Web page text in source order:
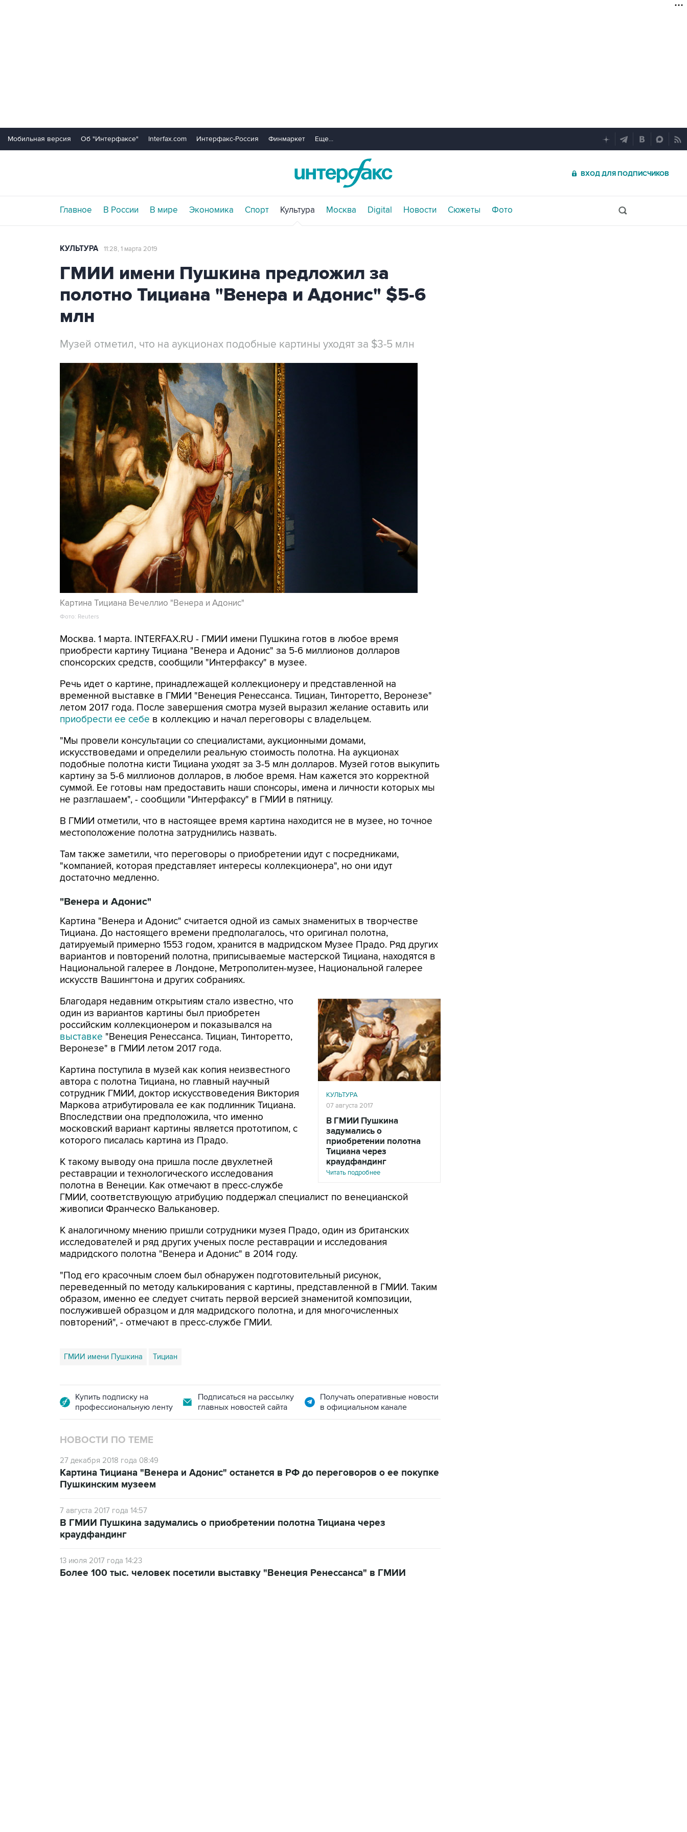
Мобильная версия Об "Интерфаксе" Interfax.com Интерфакс-Россия Финмаркет Еще...
ВХОД ДЛЯ ПОДПИСЧИКОВ
Главное В России В мире Экономика Спорт Культура Москва Digital Новости Сюжеты Фото
КУЛЬТУРА 11:28, 1 марта 2019
ГМИИ имени Пушкина предложил за
полотно Тициана "Венера и Адонис" $5-6
млн
Музей отметил, что на аукционах подобные картины уходят за $3-5 млн
Картина Тициана Вечеллио "Венера и Адонис"
Фото: Reuters
Москва. 1 марта. INTERFAX.RU - ГМИИ имени Пушкина готов в любое время
приобрести картину Тициана "Венера и Адонис" за 5-6 миллионов долларов
спонсорских средств, сообщили "Интерфаксу" в музее.
Речь идет о картине, принадлежащей коллекционеру и представленной на
временной выставке в ГМИИ "Венеция Ренессанса. Тициан, Тинторетто, Веронезе"
летом 2017 года. После завершения смотра музей выразил желание оставить или
приобрести ее себе в коллекцию и начал переговоры с владельцем.
"Мы провели консультации со специалистами, аукционными домами,
искусствоведами и определили реальную стоимость полотна. На аукционах
подобные полотна кисти Тициана уходят за 3-5 млн долларов. Музей готов выкупить
картину за 5-6 миллионов долларов, в любое время. Нам кажется это корректной
суммой. Ее готовы нам предоставить наши спонсоры, имена и личности которых мы
не разглашаем", - сообщили "Интерфаксу" в ГМИИ в пятницу.
В ГМИИ отметили, что в настоящее время картина находится не в музее, но точное
местоположение полотна затруднились назвать.
Там также заметили, что переговоры о приобретении идут с посредниками,
"компанией, которая представляет интересы коллекционера", но они идут
достаточно медленно.
"Венера и Адонис"
Картина "Венера и Адонис" считается одной из самых знаменитых в творчестве
Тициана. До настоящего времени предполагалось, что оригинал полотна,
датируемый примерно 1553 годом, хранится в мадридском Музее Прадо. Ряд других
вариантов и повторений полотна, приписываемые мастерской Тициана, находятся в
Национальной галерее в Лондоне, Метрополитен-музее, Национальной галерее
искусств Вашингтона и других собраниях.
КУЛЬТУРА
07 августа 2017
В ГМИИ Пушкина
задумались о
приобретении полотна
Тициана через
краудфандинг
Читать подробнее
Благодаря недавним открытиям стало известно, что
один из вариантов картины был приобретен
российским коллекционером и показывался на
выставке "Венеция Ренессанса. Тициан, Тинторетто,
Веронезе" в ГМИИ летом 2017 года.
Картина поступила в музей как копия неизвестного
автора с полотна Тициана, но главный научный
сотрудник ГМИИ, доктор искусствоведения Виктория
Маркова атрибутировала ее как подлинник Тициана.
Впоследствии она предположила, что именно
московский вариант картины является прототипом, с
которого писалась картина из Прадо.
К такому выводу она пришла после двухлетней
реставрации и технологического исследования
полотна в Венеции. Как отмечают в пресс-службе
ГМИИ, соответствующую атрибуцию поддержал специалист по венецианской
живописи Франческо Валькановер.
К аналогичному мнению пришли сотрудники музея Прадо, один из британских
исследователей и ряд других ученых после реставрации и исследования
мадридского полотна "Венера и Адонис" в 2014 году.
"Под его красочным слоем был обнаружен подготовительный рисунок,
переведенный по методу калькирования с картины, представленной в ГМИИ. Таким
образом, именно ее следует считать первой версией знаменитой композиции,
послужившей образцом и для мадридского полотна, и для многочисленных
повторений", - отмечают в пресс-службе ГМИИ.
ГМИИ имени Пушкина Тициан
Купить подписку на
профессиональную ленту
Подписаться на рассылку
главных новостей сайта
Получать оперативные новости
в официальном канале
НОВОСТИ ПО ТЕМЕ
27 декабря 2018 года 08:49
Картина Тициана "Венера и Адонис" останется в РФ до переговоров о ее покупке
Пушкинским музеем
7 августа 2017 года 14:57
В ГМИИ Пушкина задумались о приобретении полотна Тициана через
краудфандинг
13 июля 2017 года 14:23
Более 100 тыс. человек посетили выставку "Венеция Ренессанса" в ГМИИ